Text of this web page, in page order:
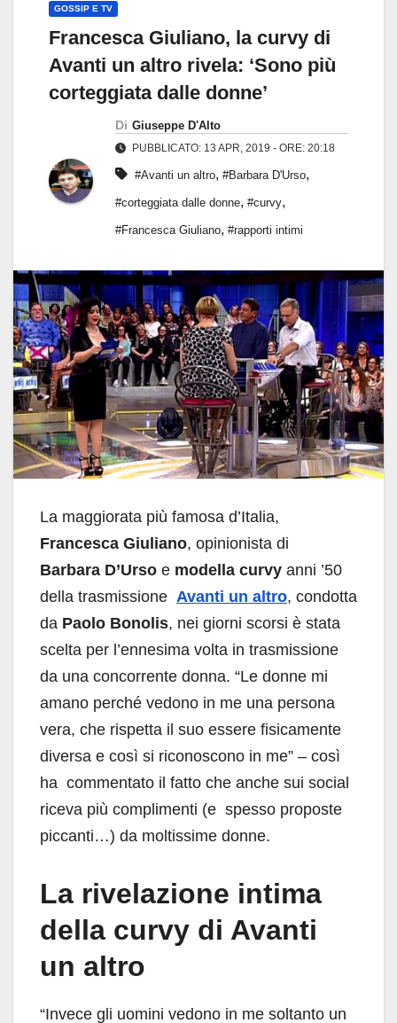
GOSSIP E TV
Francesca Giuliano, la curvy di
Avanti un altro rivela: ‘Sono più
corteggiata dalle donne’
Di Giuseppe D'Alto
PUBBLICATO: 13 APR, 2019 - ORE: 20:18
#Avanti un altro, #Barbara D'Urso,
#corteggiata dalle donne, #curvy,
#Francesca Giuliano, #rapporti intimi
La maggiorata più famosa d’Italia,
Francesca Giuliano, opinionista di
Barbara D’Urso e modella curvy anni ’50
della trasmissione Avanti un altro, condotta
da Paolo Bonolis, nei giorni scorsi è stata
scelta per l’ennesima volta in trasmissione
da una concorrente donna. “Le donne mi
amano perché vedono in me una persona
vera, che rispetta il suo essere fisicamente
diversa e così si riconoscono in me” – così
ha commentato il fatto che anche sui social
riceva più complimenti (e spesso proposte
piccanti…) da moltissime donne.
La rivelazione intima
della curvy di Avanti
un altro
“Invece gli uomini vedono in me soltanto un